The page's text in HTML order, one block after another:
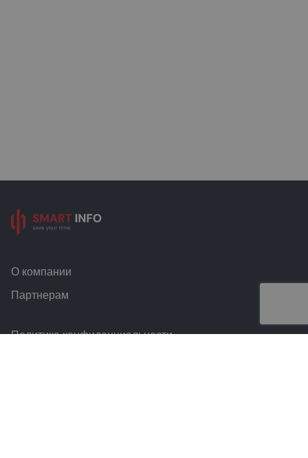
О компании
Партнерам
Политика конфиденциальности